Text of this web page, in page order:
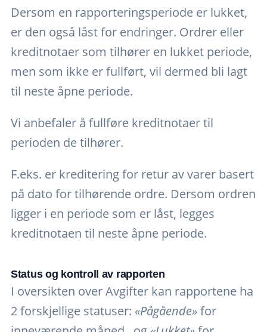
Dersom en rapporteringsperiode er lukket,
er den også låst for endringer. Ordrer eller
kreditnotaer som tilhører en lukket periode,
men som ikke er fullført, vil dermed bli lagt
til neste åpne periode.
Vi anbefaler å fullføre kreditnotaer til
perioden de tilhører.
F.eks. er kreditering for retur av varer basert
på dato for tilhørende ordre. Dersom ordren
ligger i en periode som er låst, legges
kreditnotaen til neste åpne periode.
Status og kontroll av rapporten
I oversikten over Avgifter kan rapportene ha
2 forskjellige statuser: «Pågående»for